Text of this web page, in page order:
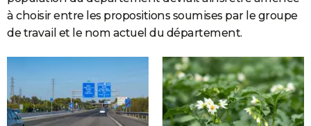
à choisir entre les propositions soumises par le groupe
de travail et le nom actuel du département.